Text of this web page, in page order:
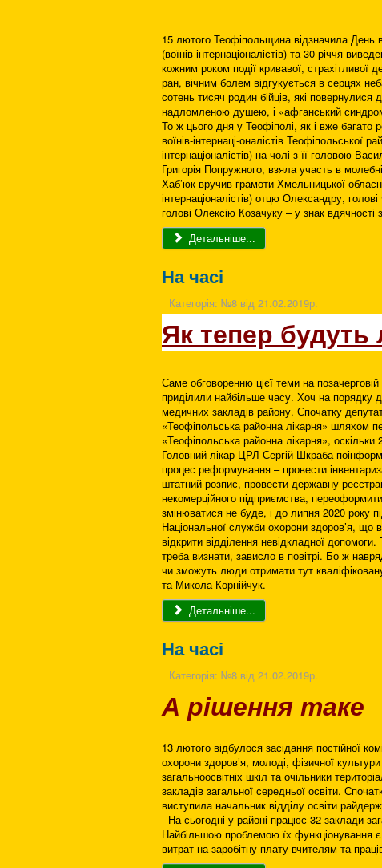
15 лютого Теофіпольщина відзначила День
(воїнів-інтернаціоналістів) та 30-річчя
кожним роком події кривавої, страхітливої
ран, вічним болем відгукується в серцях
сотень тисяч родин бійців, які
надломленою душею, і «афганський
То ж цього дня у Теофіполі, як і вже багато
воїнів-інтернаці-оналістів Теофіпольської
інтернаціоналістів) на чолі з її головою
Григорія Попружного, взяла участь в
Хаб’юк вручив грамоти Хмельницької
інтернаціоналістів) отцю Олександру,
голові Олексію Козачуку – у знак вдячності
Детальніше...
На часі
Категорія: №8 від 21.02.2019р.
Як тепер будуть
Саме обговоренню цієї теми на
приділили найбільше часу. Хоч на порядку
медичних закладів району. Спочатку
«Теофіпольська районна лікарня» шляхом
«Теофіпольська районна лікарня»,
Головний лікар ЦРЛ Сергій Шкраба
процес реформування – провести
штатний розпис, провести державну
некомерційного підприємства,
змінюватися не буде, і до липня 2020 року
Національної служби охорони здоров’я, що
відкрити відділення невідкладної
треба визнати, зависло в повітрі. Бо ж
чи зможуть люди отримати тут
та Микола Корнійчук.
Детальніше...
На часі
Категорія: №8 від 21.02.2019р.
А рішення таке
13 лютого відбулося засідання постійної
охорони здоров’я, молоді, фізичної
загальноосвітніх шкіл та очільники
закладів загальної середньої освіти.
виступила начальник відділу освіти
- На сьогодні у районі працює 32 заклади
Найбільшою проблемою їх функціонування
витрат на заробітну плату вчителям та